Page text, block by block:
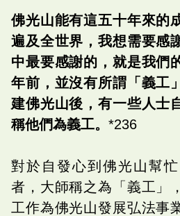
佛光山能有這五十年來的
遍及全世界，我想需要感
中最要感謝的，就是我們
年前，並沒有所謂「義工
建佛光山後，有一些人士
稱他們為義工。 *236
對於自發心到佛光山幫
者，大師稱之為「義工」
工作為佛光山發展弘法事